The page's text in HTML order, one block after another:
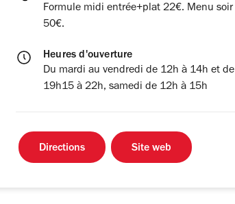
Formule midi entrée+plat 22€. Menu soir
50€.
Heures d'ouverture
Du mardi au vendredi de 12h à 14h et de
19h15 à 22h, samedi de 12h à 15h
Directions Site web